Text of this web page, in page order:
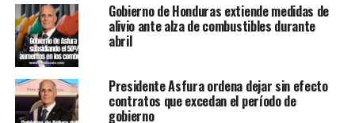
Gobierno de Honduras extiende medidas de
alivio ante alza de combustibles durante
abril
Presidente Asfura ordena dejar sin efecto
contratos que excedan el período de
gobierno